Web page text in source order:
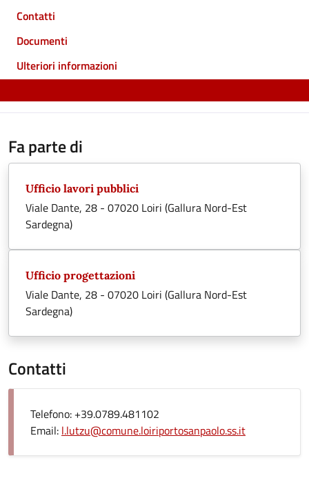
Contatti
Documenti
Ulteriori informazioni
Fa parte di
Ufficio lavori pubblici
Viale Dante, 28 - 07020 Loiri (Gallura Nord-Est
Sardegna)
Ufficio progettazioni
Viale Dante, 28 - 07020 Loiri (Gallura Nord-Est
Sardegna)
Contatti
Telefono: +39.0789.481102
Email: l.lutzu@comune.loiriportosanpaolo.ss.it